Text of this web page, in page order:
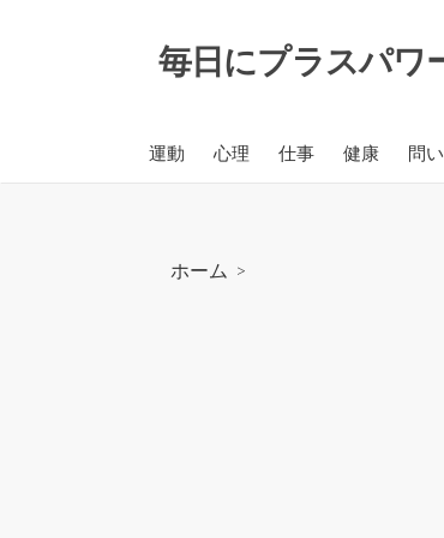
毎日にプラスパワ
運動 心理 仕事 健康 問
ホーム >